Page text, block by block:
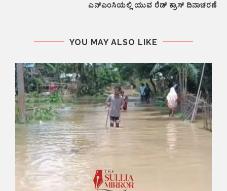
ಎನ್‌ಎಂಸಿಯಲ್ಲಿ ಯುವ ರೆಡ್ ಕ್ರಾಸ್ ದಿನಾಚರಣೆ
YOU MAY ALSO LIKE